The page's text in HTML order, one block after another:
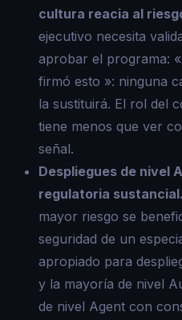
cultura reacia al
ejecutivo necesita
aprobar el programa:
firmó esto »: ninguna
la sustituirá. El rol del
tiene menos que ver
señal.
Despliegues de nivel
regulatoria sustancial.
mayor riesgo se
seguridad de un
apropiado para
y la mayoría de nivel
de nivel Agent con